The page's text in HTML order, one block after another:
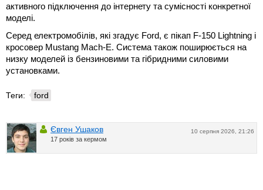
активного підключення до інтернету та сумісності конкретної
моделі.
Серед електромобілів, які згадує Ford, є пікап F-150 Lightning і
кросовер Mustang Mach-E. Система також поширюється на
низку моделей із бензиновими та гібридними силовими
установками.
Теги: ford
10 серпня 2026, 21:26
Євген Ушаков
17 років за кермом